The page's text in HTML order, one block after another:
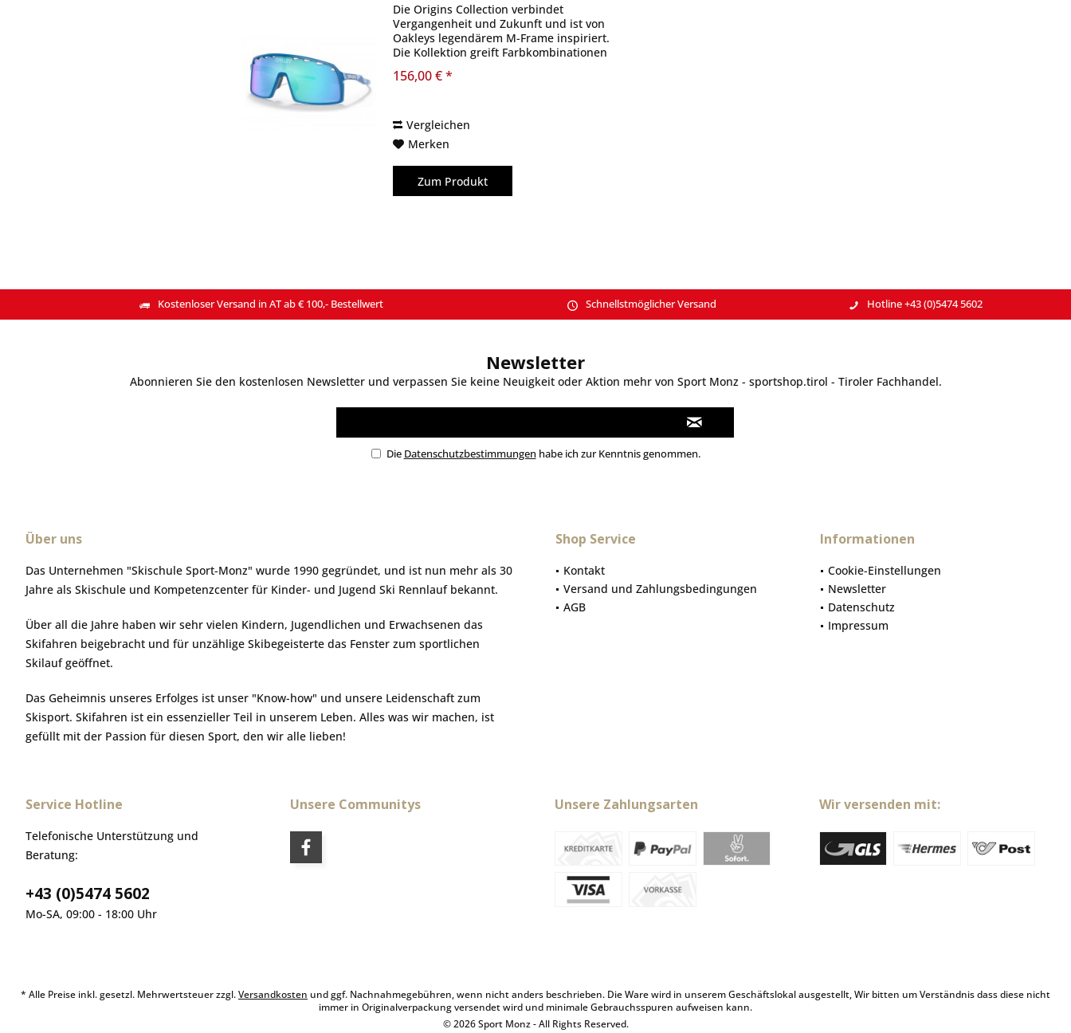
Die Origins Collection verbindet
Vergangenheit und Zukunft und ist von
Oakleys legendärem M-Frame inspiriert.
Die Kollektion greift Farbkombinationen
kombiniert sie mit der Prizm-Glas-
156,00 € *
Vergleichen
Merken
Zum Produkt
Kostenloser Versand in AT ab € 100,- Bestellwert Schnellstmöglicher Versand Hotline +43 (0)5474 5602
Newsletter
Abonnieren Sie den kostenlosen Newsletter und verpassen Sie keine Neuigkeit oder Aktion mehr von Sport Monz - sportshop.tirol - Tiroler Fachhandel.
Die Datenschutzbestimmungen habe ich zur Kenntnis genommen.
Über uns
Das Unternehmen "Skischule Sport-Monz" wurde 1990 gegründet, und ist nun mehr als 30
Jahre als Skischule und Kompetenzcenter für Kinder- und Jugend Ski Rennlauf bekannt.
Über all die Jahre haben wir sehr vielen Kindern, Jugendlichen und Erwachsenen das
Skifahren beigebracht und für unzählige Skibegeisterte das Fenster zum sportlichen
Skilauf geöffnet.
Das Geheimnis unseres Erfolges ist unser "Know-how" und unsere Leidenschaft zum
Skisport. Skifahren ist ein essenzieller Teil in unserem Leben. Alles was wir machen, ist
gefüllt mit der Passion für diesen Sport, den wir alle lieben!
Shop Service
Kontakt
Versand und Zahlungsbedingungen
AGB
Informationen
Cookie-Einstellungen
Newsletter
Datenschutz
Impressum
Service Hotline
Telefonische Unterstützung und
Beratung:
+43 (0)5474 5602
Mo-SA, 09:00 - 18:00 Uhr
Unsere Communitys Unsere Zahlungsarten Wir versenden mit:
* Alle Preise inkl. gesetzl. Mehrwertsteuer zzgl.Versandkosten und ggf. Nachnahmegebühren, wenn nicht anders beschrieben. Die Ware wird in unserem Geschäftslokal ausgestellt, Wir bitten um Verständnis dass diese nicht
immer in Originalverpackung versendet wird und minimale Gebrauchsspuren aufweisen kann.
© 2026 Sport Monz - All Rights Reserved.